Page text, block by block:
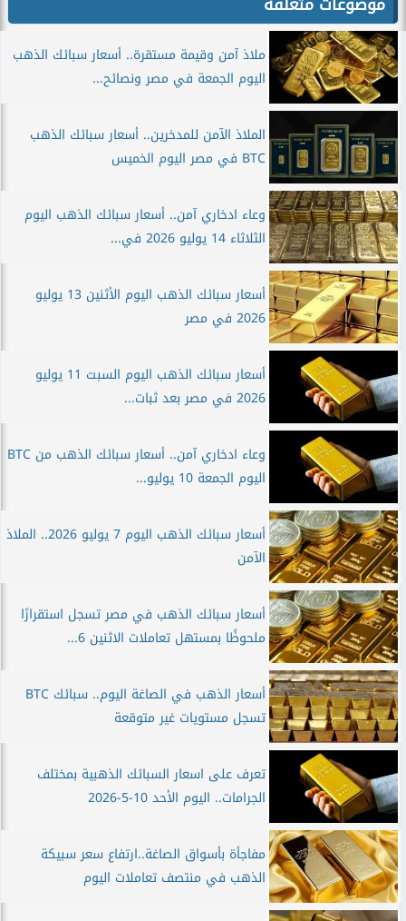
ملاذ آمن وقيمة مستقرة.. أسعار سبائك الذهب
اليوم الجمعة في مصر ونصائح...
الملاذ الآمن للمدخرين.. أسعار سبائك الذهب
BTC في مصر اليوم الخميس
وعاء ادخاري آمن.. أسعار سبائك الذهب اليوم
الثلاثاء 14 يوليو 2026 في...
أسعار سبائك الذهب اليوم الأثنين 13 يوليو
2026 في مصر
أسعار سبائك الذهب اليوم السبت 11 يوليو
2026 في مصر بعد ثبات...
وعاء ادخاري آمن.. أسعار سبائك الذهب من BTC
اليوم الجمعة 10 يوليو...
أسعار سبائك الذهب اليوم 7 يوليو 2026.. الملاذ
الآمن
أسعار سبائك الذهب في مصر تسجل استقرارًا
ملحوظًا بمستهل تعاملات الاثنين 6...
أسعار الذهب في الصاغة اليوم.. سبائك BTC
تسجل مستويات غير متوقعة
تعرف على اسعار السبائك الذهبية بمختلف
الجرامات.. اليوم الأحد 10-5-2026
مفاجأة بأسواق الصاغة..ارتفاع سعر سبيكة
الذهب في منتصف تعاملات اليوم